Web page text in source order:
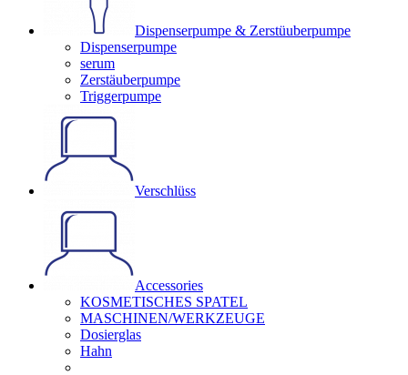
Dispenserpumpe & Zerstüuberpumpe
Dispenserpumpe
serum
Zerstäuberpumpe
Triggerpumpe
Verschlüss
Accessories
KOSMETISCHES SPATEL
MASCHINEN/WERKZEUGE
Dosierglas
Hahn